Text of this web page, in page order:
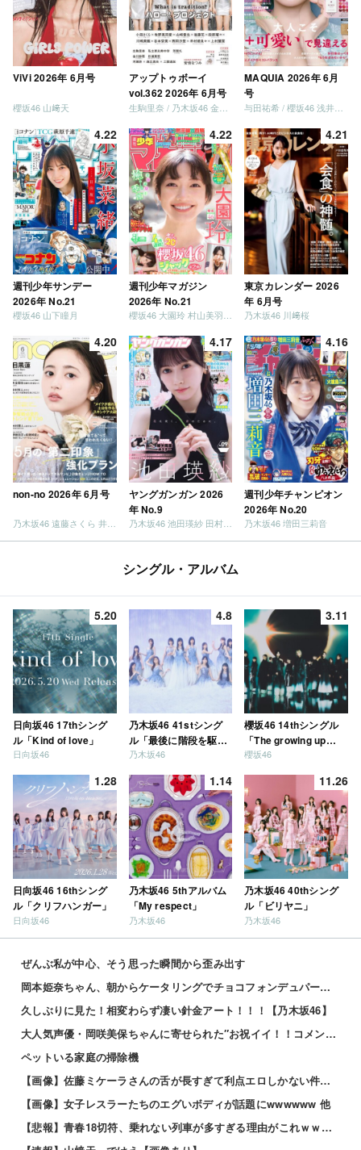
ViVi 2026年 6月号
櫻坂46 山﨑天
アップトゥボーイ
vol.362 2026年 6月号
MAQUIA 2026年 6月
号
4.22
週刊少年サンデー
2026年 No.21
櫻坂46 山下瞳月
4.22
週刊少年マガジン
2026年 No.21
櫻坂46 大園玲 村山美羽 稲熊ひな
4.21
東京カレンダー 2026
年 6月号
乃木坂46 川﨑桜
4.20
non-no 2026年 6月号
4.17
ヤングガンガン 2026
年 No.9
乃木坂46 池田瑛紗 田村真佑
4.16
週刊少年チャンピオン
2026年 No.20
乃木坂46 増田三莉音
シングル・アルバム
5.20
日向坂46 17thシング
ル「Kind of love」
日向坂46
4.8
乃木坂46 41stシング
ル「最後に階段を駆け
上がったのはいつ
乃木坂46
3.11
櫻坂46 14thシングル
「The growing up
train」
櫻坂46
1.28
日向坂46 16thシング
ル「クリフハンガー」
日向坂46
1.14
乃木坂46 5thアルバム
「My respect」
乃木坂46
11.26
乃木坂46 40thシング
ル「ビリヤニ」
乃木坂46
ぜんぶ私が中心、そう思った瞬間から歪み出す
岡本姫奈ちゃん、朝からケータリングでチョコフォンデュパーティー！！！【乃木坂46】
久しぶりに見た！相変わらず凄い針金アート！！！【乃木坂46】
大人気声優・岡咲美保ちゃんに寄せられた″お祝イイ！！コメント”一覧ｗｗｗｗ
ペットいる家庭の掃除機
【画像】佐藤ミケーラさんの舌が長すぎて利点エロしかない件ｗｗｗｗｗ 他
【画像】女子レスラーたちのエグいボディが話題にwwwwww 他
【悲報】青春18切符、乗れない列車が多すぎる理由がこれｗｗｗｗ 他